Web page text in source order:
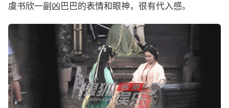
虞书欣一副凶巴巴的表情和眼神，很有代入感。